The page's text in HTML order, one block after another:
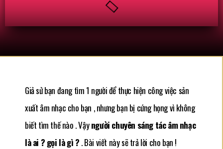
Giả sử bạn đang tìm 1 người để thực hiện công việc sản
xuất âm nhạc cho bạn , nhưng bạn bị cứng họng vì không
biết tìm thế nào . Vậyngười chuyên sáng tác âm nhạc
là ai ? gọi là gì ? . Bài viết này sẽ trả lời cho bạn !